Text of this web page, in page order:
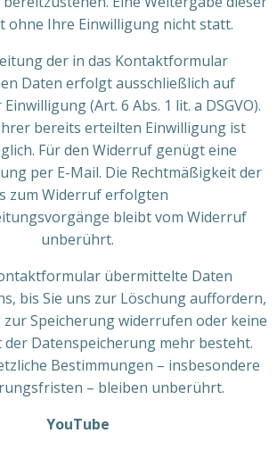
ohne Ihre Einwilligung nicht statt.
der in das Kontaktformular
Daten erfolgt ausschließlich auf
(Art. 6 Abs. 1 lit. a DSGVO).
bereits erteilten Einwilligung ist
Für den Widerruf genügt eine
per E-Mail. Die Rechtmäßigkeit der
zum Widerruf erfolgten
bleibt vom Widerruf
unberührt.
übermittelte Daten
bis Sie uns zur Löschung auffordern,
Speicherung widerrufen oder keine
Datenspeicherung mehr besteht.
Bestimmungen – insbesondere
– bleiben unberührt.
YouTube